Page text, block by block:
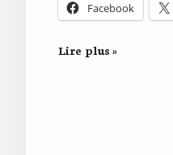
Facebook
Lire plus »